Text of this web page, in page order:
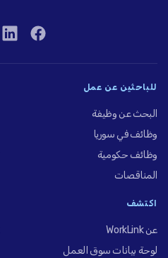
للباحثين عن عمل
البحث عن وظيفة
وظائف في سوريا
وظائف حكومية
المناقصات
اكتشف
عن WorkLink
لوحة بيانات سوق العمل